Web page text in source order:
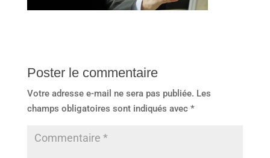
Poster le commentaire
Votre adresse e-mail ne sera pas publiée. Les
champs obligatoires sont indiqués avec *